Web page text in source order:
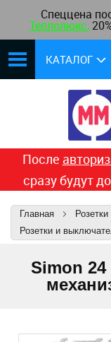
Спеццена
Теплолюкс,
КАТАЛОГ
После
сразу будут
Главная
Розетки и
Simon